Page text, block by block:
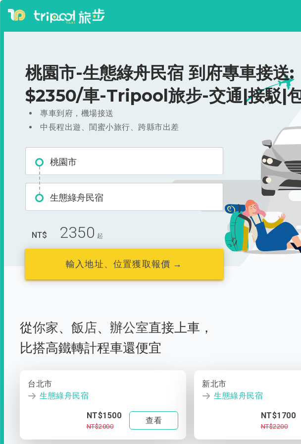
桃園市-生態綠舟民宿 到府專車接送:
$2350/車-Tripool旅步-交通|接駁|
專車到府，機場接送
中長程出遊、閨蜜小旅行、跨縣市出差
桃園市
生態綠舟民宿
NT$ 2350 起
輸入地址、位置獲取報價 →
從你家、 飯店、 辦公室直接上車，
比搭高鐵轉計程車還便宜
台北市
生態綠舟民宿
NT$1500
NT$2000
查看
新北市
生態綠舟民宿
NT$1700
NT$2200